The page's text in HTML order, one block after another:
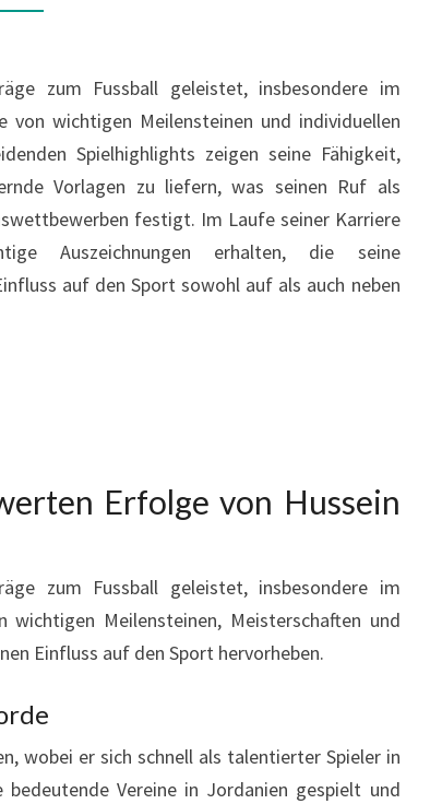
zum Fussball geleistet, insbesondere im
von wichtigen Meilensteinen und individuellen
Spielhighlights zeigen seine Fähigkeit,
Vorlagen zu liefern, was seinen Ruf als
festigt. Im Laufe seiner Karriere
Auszeichnungen erhalten, die seine
auf den Sport sowohl auf als auch neben
Erfolge von Hussein
zum Fussball geleistet, insbesondere im
wichtigen Meilensteinen, Meisterschaften und
Einfluss auf den Sport hervorheben.
wobei er sich schnell als talentierter Spieler in
Vereine in Jordanien gespielt und